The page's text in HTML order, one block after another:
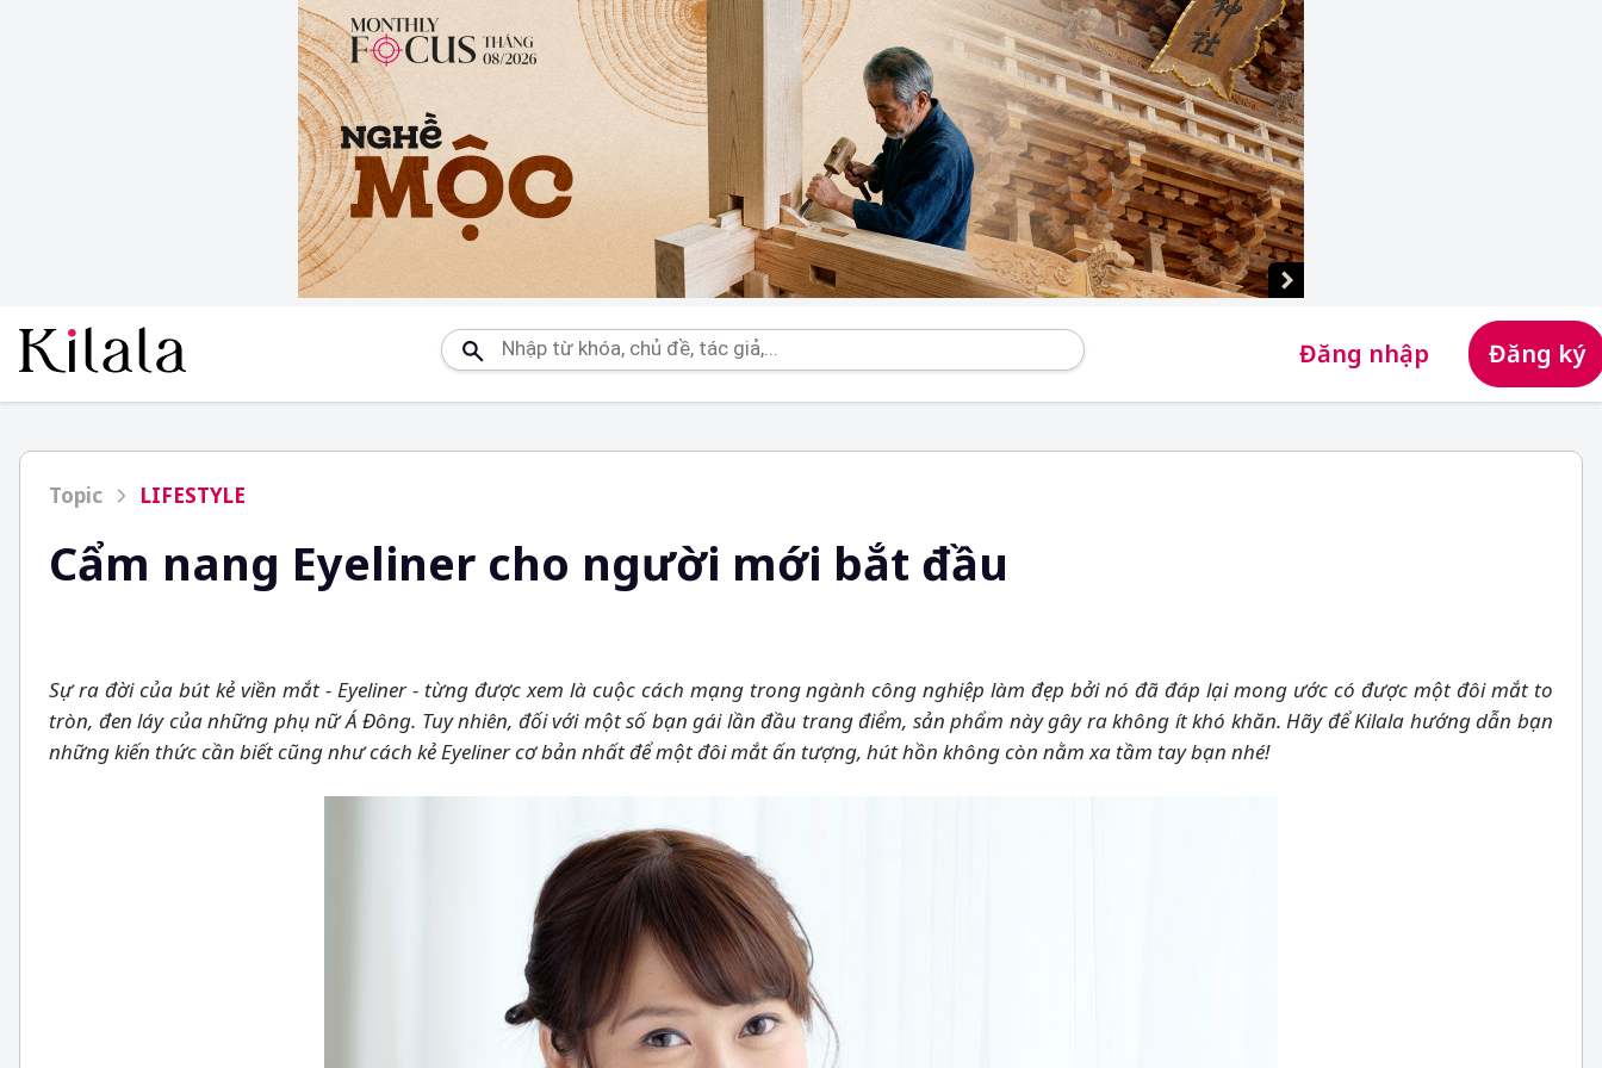
Đăng nhập Đăng ký
Topic LIFESTYLE
Cẩm nang Eyeliner cho người mới bắt đầu
Sự ra đời của bút kẻ viền mắt - Eyeliner - từng được xem là cuộc cách mạng trong ngành công nghiệp làm đẹp bởi nó đã đáp lại mong ước có được một đôi mắt to
tròn, đen láy của những phụ nữ Á Đông. Tuy nhiên, đối với một số bạn gái lần đầu trang điểm, sản phẩm này gây ra không ít khó khăn. Hãy để Kilala hướng dẫn bạn
những kiến thức cần biết cũng như cách kẻ Eyeliner cơ bản nhất để một đôi mắt ấn tượng, hút hồn không còn nằm xa tầm tay bạn nhé!